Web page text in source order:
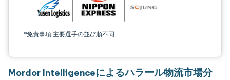
*免責事項:主要選手の並び順不同
Mordor Intelligenceによるハラール物流市場分